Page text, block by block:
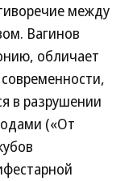
между
Вагинов
обличает
в разрушении
(«От